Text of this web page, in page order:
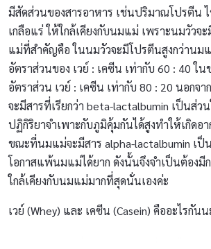
มีสัดส่วนของสารอาหาร เช่นปริมาณโปรตีน
เกลือแร่ ให้ใกล้เคียงกับนมแม่ เพราะนมวัวจ
แม่ที่สำคัญคือ ในนมวัวจะมีโปรตีนสูงกว่านม
อัตราส่วนของ เวย์ : เคซีน เท่ากับ 60 : 40
อัตราส่วน เวย์ : เคซีน เท่ากับ 80 : 20 นอกจ
จะมีสารที่เรียกว่า beta-lactalbumin เป็นส่ว
ปฏิกิริยาจำเพาะกับภูมิคุ้มกันได้สูงทำให้เกิดอ
ขณะที่นมแม่จะมีสาร alpha-lactalbumin เป็
โอกาสแพ้นมแม่ได้ยาก ดังนั้นจึงจำเป็นต้องมี
ใกล้เคียงกับนมแม่มากที่สุดนั่นเองค่ะ
เวย์ (Whey) และ เคซีน (Casein) คืออะไรกันน